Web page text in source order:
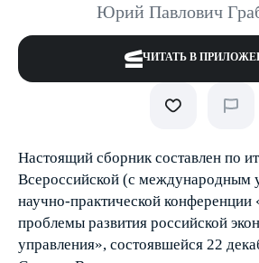
Юрий Павлович
ЧИТАТЬ В
Настоящий сборник составлен по
Всероссийской (с международным
научно-практической конференции
проблемы развития российской
управления», состоявшейся 22